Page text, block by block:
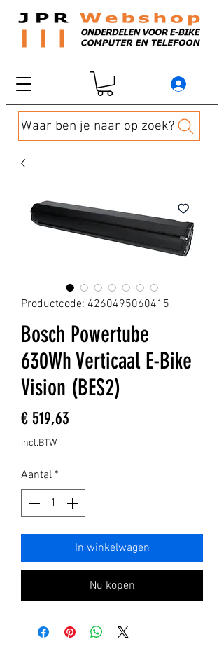
Waar ben je naar op zoek?
Productcode: 4260495060415
Bosch Powertube
630Wh Verticaal E-Bike
Vision (BES2)
€ 519,63
incl.BTW
Aantal *
In winkelwagen
Nu kopen